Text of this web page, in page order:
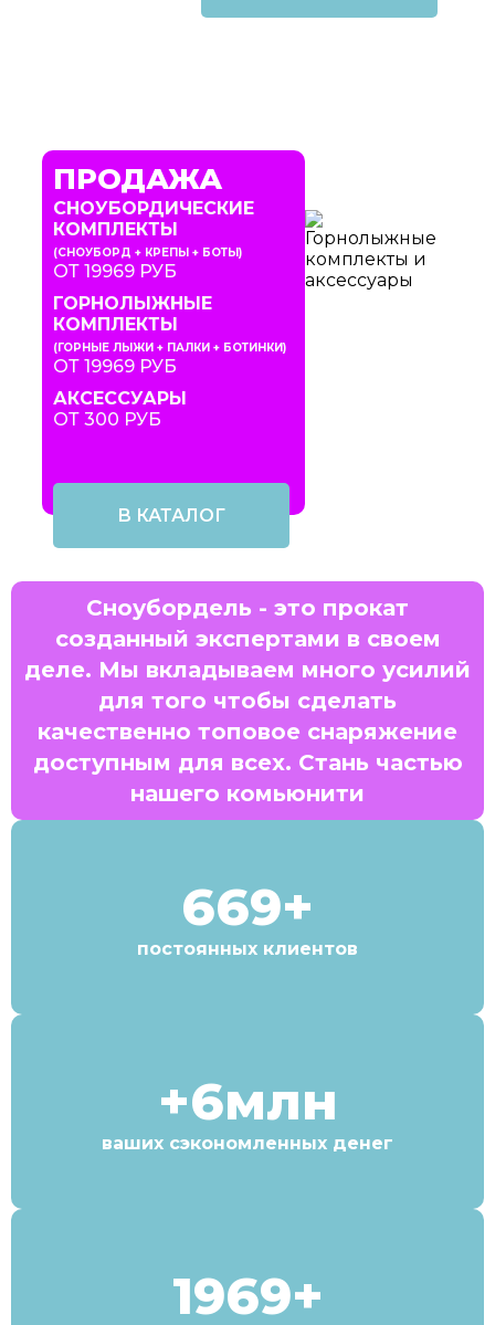
ПРОДАЖА
СНОУБОРДИЧЕСКИЕ
КОМПЛЕКТЫ
(СНОУБОРД + КРЕПЫ + БОТЫ)
ОТ 19969 РУБ
ГОРНОЛЫЖНЫЕ
КОМПЛЕКТЫ
(ГОРНЫЕ ЛЫЖИ + ПАЛКИ + БОТИНКИ)
ОТ 19969 РУБ
АКСЕССУАРЫ
ОТ 300 РУБ
В КАТАЛОГ
Сноубордель - это прокат
созданный экспертами в своем
деле. Мы вкладываем много усилий
для того чтобы сделать
качественно топовое снаряжение
доступным для всех. Стань частью
нашего комьюнити
669+
постоянных клиентов
+6млн
ваших сэкономленных денег
1969+